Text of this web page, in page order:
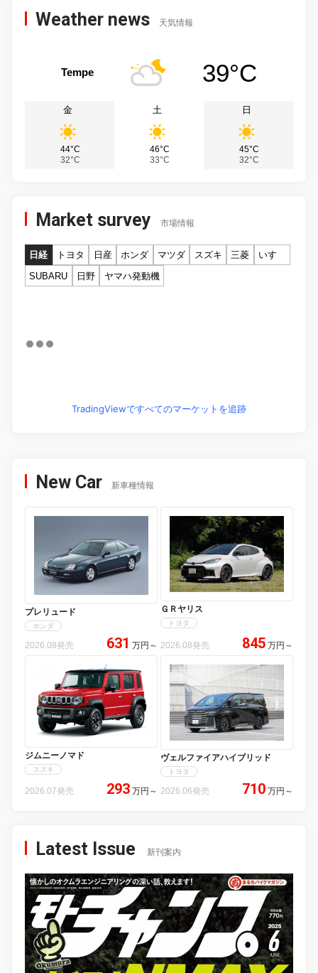
Weather news 天気情報
Tempe 39°C
金
44°C
32°C
土
46°C
33°C
日
45°C
32°C
Market survey 市場情報
日経 トヨタ 日産 ホンダ マツダ スズキ 三菱
いすゞ
SUBARU
日野 ヤマハ発動機
TradingViewですべてのマーケットを追跡
New Car 新車種情報
プレリュード
ホンダ
2026.08発売 631 万円 ～
ＧＲヤリス
トヨタ
2026.08発売 845 万円 ～
ジムニーノマド
スズキ
2026.07発売 293 万円 ～
ヴェルファイアハイブリッド
トヨタ
2026.06発売 710 万円 ～
Latest Issue 新刊案内